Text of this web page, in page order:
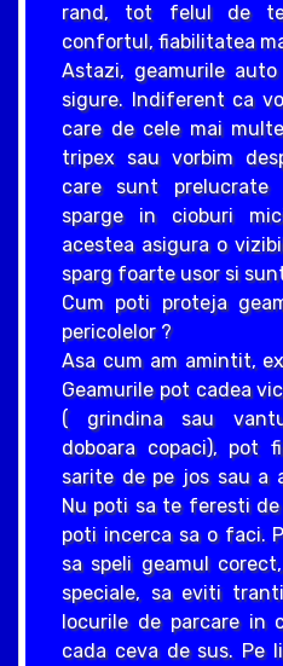
rand, tot felul de
confortul, fiabilitatea
Astazi, geamurile
sigure. Indiferent ca
care de cele mai
tripex sau vorbim
care sunt
sparge in cioburi
acestea asigura o
sparg foarte usor si
Cum poti proteja
pericolelor ?
Asa cum am amintit,
Geamurile pot cadea
( grindina sau
doboara copaci), pot
sarite de pe jos sau a
Nu poti sa te feresti
poti incerca sa o faci.
sa speli geamul
speciale, sa eviti
locurile de parcare in
cada ceva de sus. Pe